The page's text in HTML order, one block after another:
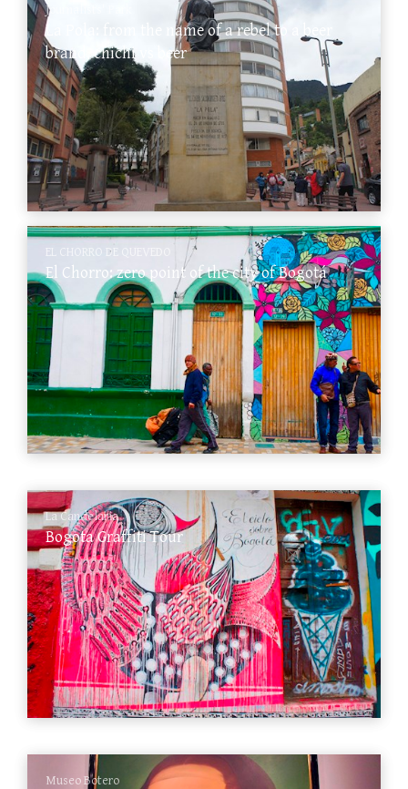
Journalists' Park
La Pola: from the name of a rebel to a beer
brand, chichi vs beer
EL CHORRO DE QUEVEDO
El Chorro: zero point of the city of Bogotá
La Candelaria
Bogota Graffiti Tour
Museo Botero